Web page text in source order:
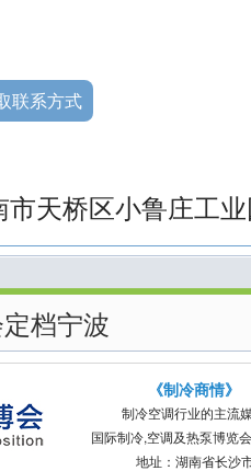
联系方式
天桥区小鲁庄工
档宁波
《制冷商情》
制冷空调行业的主流
国际制冷,空调及热泵博览
地址：湖南省长沙